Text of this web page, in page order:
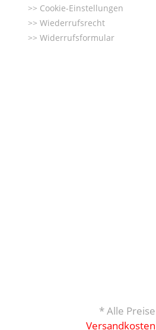
Cookie-Einstellungen
Wiederrufsrecht
Widerrufsformular
* Alle
Versandkosten